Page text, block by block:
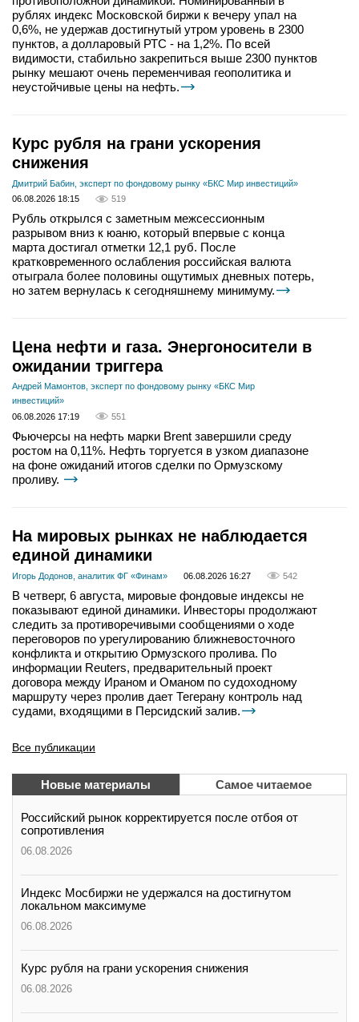
рублях индекс Московской биржи к вечеру упал на
0,6%, не удержав достигнутый утром уровень в 2300
пунктов, а долларовый РТС - на 1,2%. По всей
видимости, стабильно закрепиться выше 2300 пунктов
рынку мешают очень переменчивая геополитика и
неустойчивые цены на нефть.
Курс рубля на грани ускорения
снижения
Дмитрий Бабин, эксперт по фондовому рынку «БКС Мир инвестиций»
06.08.2026 18:15
519
Рубль открылся с заметным межсессионным
разрывом вниз к юаню, который впервые с конца
марта достигал отметки 12,1 руб. После
кратковременного ослабления российская валюта
отыграла более половины ощутимых дневных потерь,
но затем вернулась к сегодняшнему минимуму.
Цена нефти и газа. Энергоносители в
ожидании триггера
Андрей Мамонтов, эксперт по фондовому рынку «БКС Мир
инвестиций»
06.08.2026 17:19
551
Фьючерсы на нефть марки Brent завершили среду
ростом на 0,11%. Нефть торгуется в узком диапазоне
на фоне ожиданий итогов сделки по Ормузскому
проливу.
На мировых рынках не наблюдается
единой динамики
Игорь Додонов, аналитик ФГ «Финам» 06.08.2026 16:27 542
В четверг, 6 августа, мировые фондовые индексы не
показывают единой динамики. Инвесторы продолжают
следить за противоречивыми сообщениями о ходе
переговоров по урегулированию ближневосточного
конфликта и открытию Ормузского пролива. По
информации Reuters, предварительный проект
договора между Ираном и Оманом по судоходному
маршруту через пролив дает Тегерану контроль над
судами, входящими в Персидский залив.
Все публикации
Новые материалы Самое читаемое
Российский рынок корректируется после отбоя от
сопротивления
06.08.2026
Индекс Мосбиржи не удержался на достигнутом
локальном максимуме
06.08.2026
Курс рубля на грани ускорения снижения
06.08.2026